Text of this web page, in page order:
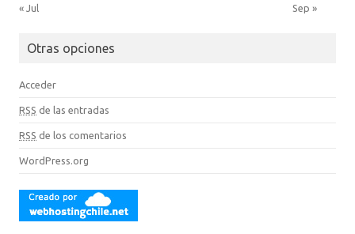
« Jul Sep »
Otras opciones
Acceder
RSS de las entradas
RSS de los comentarios
WordPress.org